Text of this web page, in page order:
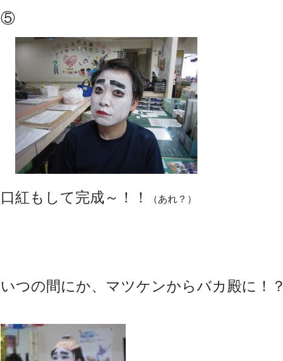
⑤
口紅もして完成～！！ （あれ？）
いつの間にか、マツケンからバカ殿に！？